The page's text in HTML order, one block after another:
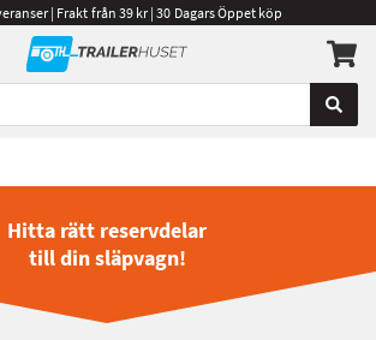
| Frakt från 39 kr | 30 Dagars Öppet köp
Hitta rätt reservdelar
till din släpvagn!